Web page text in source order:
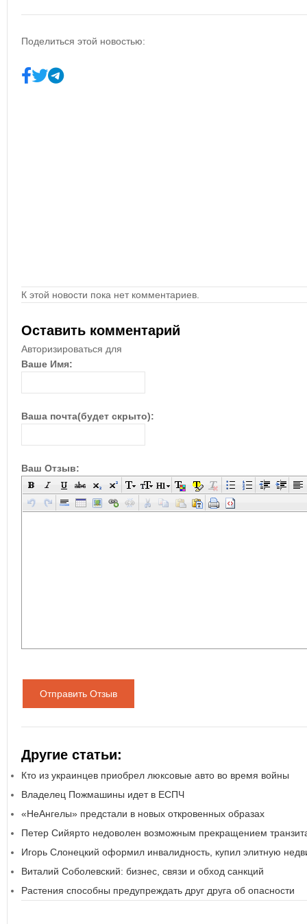
Поделиться этой новостью:
К этой новости пока нет комментариев.
Оставить комментарий
Авторизироваться для
Ваше Имя:
Ваша почта(будет скрыто):
Ваш Отзыв:
Отправить Отзыв
Другие статьи:
Кто из украинцев приобрел люксовые авто во время войны
Владелец Пожмашины идет в ЕСПЧ
«НеАнгелы» предстали в новых откровенных образах
Петер Сийярто недоволен возможным прекращением
Игорь Слонецкий оформил инвалидность, купил элитную
Виталий Соболевский: бизнес, связи и обход санкций
Растения способны предупреждать друг друга об опасности